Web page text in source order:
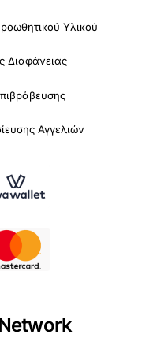
Υλικού
Διαφάνειας
Αγγελιών